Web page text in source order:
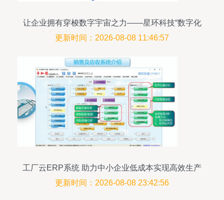
让企业拥有穿梭数字宇宙之力——星环科技“数字化
转型魔方底座”正式发布，重塑企业软件开发新范式
更新时间：2026-08-08 11:46:57
工厂云ERP系统 助力中小企业低成本实现高效生产
管理
更新时间：2026-08-08 23:42:56